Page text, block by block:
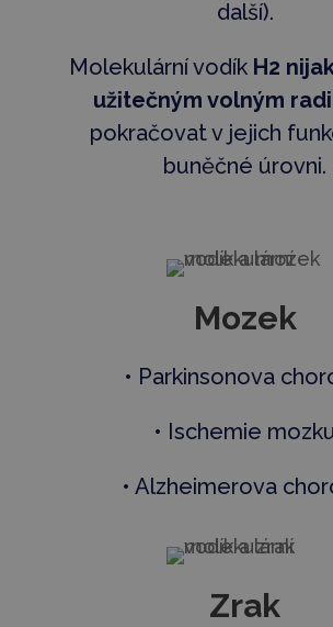
další).
Molekulární vodík H2
užitečným volným
pokračovat v jejich
buněčné úrovni.
Mozek
• Parkinsonova
• Ischemie
• Alzheimerova
Zrak